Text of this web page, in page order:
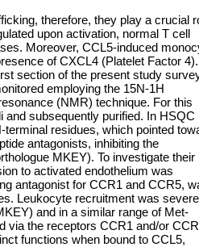
therefore, they play a crucial
upon activation, normal T cell
Moreover, CCL5-induced
of CXCL4 (Platelet Factor 4).
section of the present study
employing the 15N-1H
(NMR) technique. For this
subsequently purified. In HSQC
residues, which pointed
antagonists, inhibiting the
MKEY). To investigate their
to activated endothelium was
antagonist for CCR1 and CCR5,
Leukocyte recruitment was
and in a similar range of Met-
via the receptors CCR1 and/or
functions when bound to CCL5,